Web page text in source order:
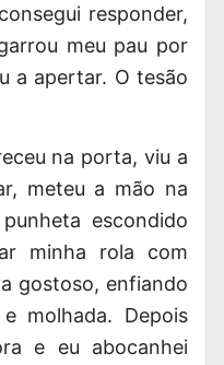
responder,
meu pau por
a apertar. O tesão
na porta, viu a
meteu a mão na
escondido
minha rola com
gostoso, enfiando
molhada. Depois
e eu abocanhei